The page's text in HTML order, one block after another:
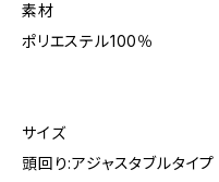
素材
ポリエステル100％
サイズ
頭回り:アジャスタブルタイ